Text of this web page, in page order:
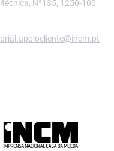
Nº135, 1250-100